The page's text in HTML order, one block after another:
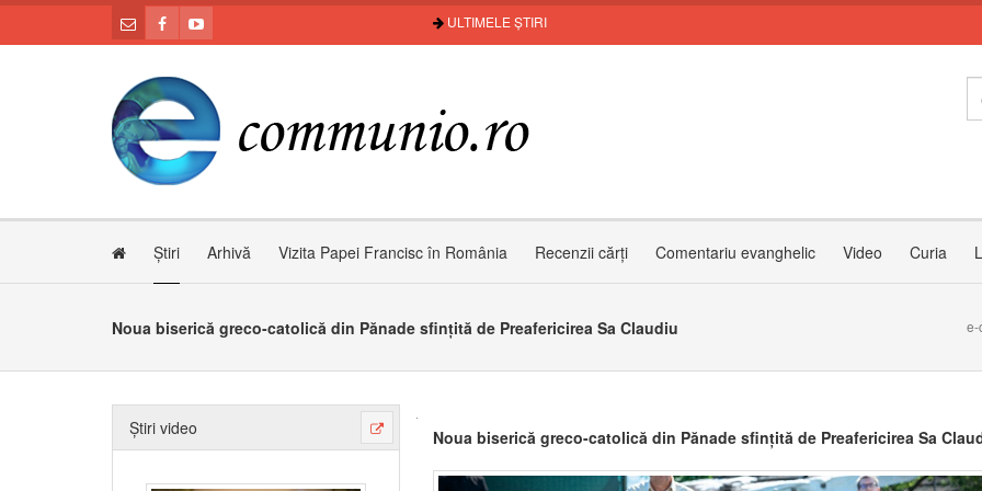
ULTIMELE ȘTIRI
Știri Arhivă Vizita Papei Francisc în România Recenzii cărți Comentariu evanghelic Video Curia
Noua biserică greco-catolică din Pănade sfințită de Preafericirea Sa Claudiu e-
Știri video Noua biserică greco-catolică din Pănade sfințită de Preafericirea Sa